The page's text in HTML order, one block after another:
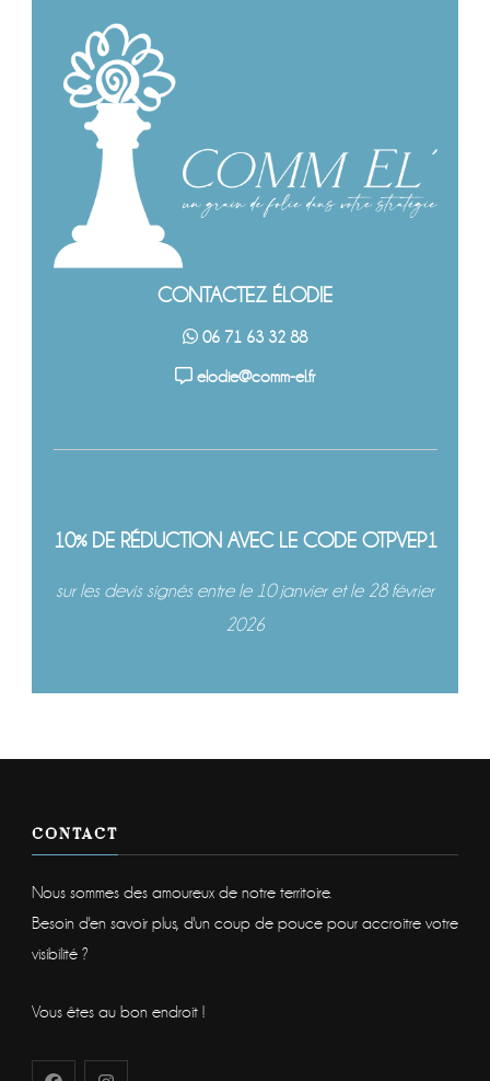
CONTACTEZ ÉLODIE
06 71 63 32 88
elodie@comm-el.fr
10% DE RÉDUCTION AVEC LE CODE OTPVEP1
sur les devis signés entre le 10 janvier et le 28 février
2026
CONTACT
Nous sommes des amoureux de notre territoire.
Besoin d'en savoir plus, d'un coup de pouce pour accroitre votre
visibilité ?
Vous êtes au bon endroit !